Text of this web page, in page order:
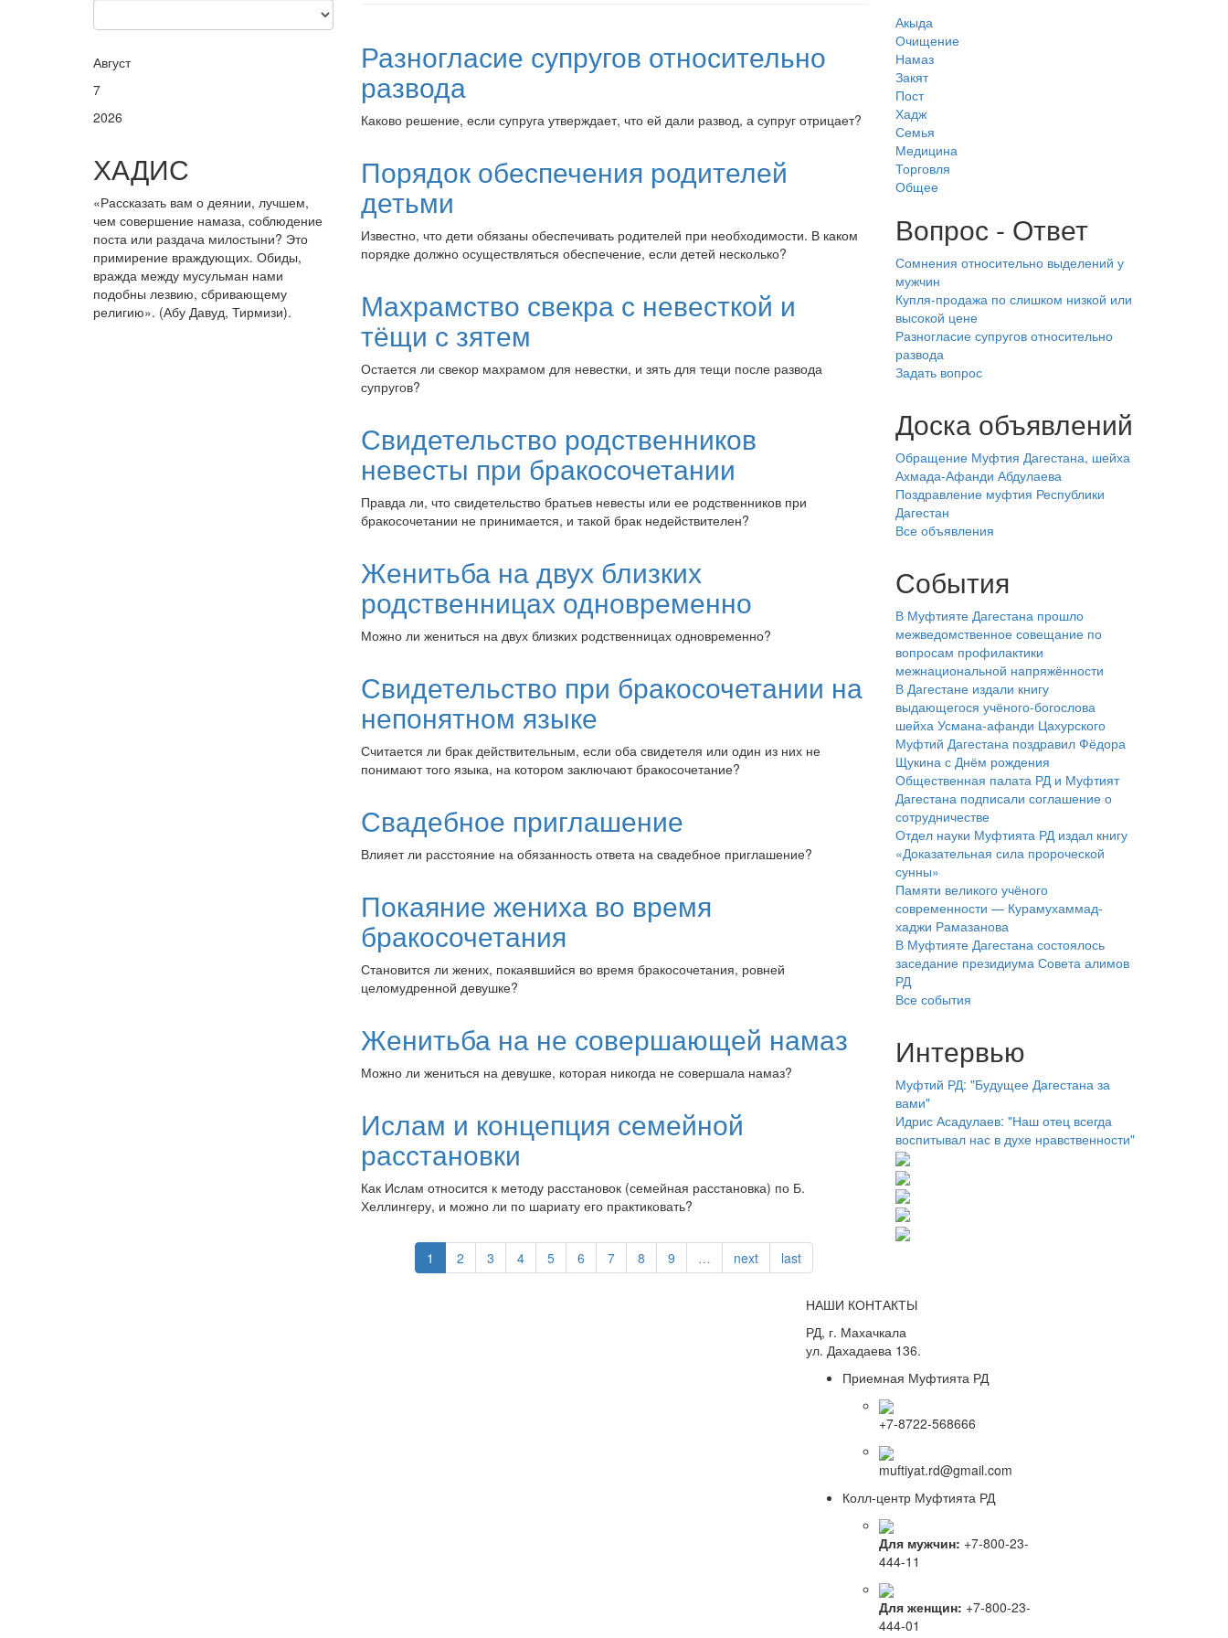
Разногласие супругов относительно
развода
Каково решение, если супруга утверждает, что ей дали развод, а супруг отрицает?
Порядок обеспечения родителей
детьми
Известно, что дети обязаны обеспечивать родителей при необходимости. В каком
порядке должно осуществляться обеспечение, если детей несколько?
Махрамство свекра с невесткой и
тёщи с зятем
Остается ли свекор махрамом для невестки, и зять для тещи после развода
супругов?
Свидетельство родственников
невесты при бракосочетании
Правда ли, что свидетельство братьев невесты или ее родственников при
бракосочетании не принимается, и такой брак недействителен?
Женитьба на двух близких
родственницах одновременно
Можно ли жениться на двух близких родственницах одновременно?
Свидетельство при бракосочетании на
непонятном языке
Считается ли брак действительным, если оба свидетеля или один из них не
понимают того языка, на котором заключают бракосочетание?
Свадебное приглашение
Влияет ли расстояние на обязанность ответа на свадебное приглашение?
Покаяние жениха во время
бракосочетания
Становится ли жених, покаявшийся во время бракосочетания, ровней
целомудренной девушке?
Женитьба на не совершающей намаз
Можно ли жениться на девушке, которая никогда не совершала намаз?
Ислам и концепция семейной
расстановки
Как Ислам относится к методу расстановок (семейная расстановка) по Б.
Хеллингеру, и можно ли по шариату его практиковать?
1 2 3 4 5 6 7 8 9 … next last
Август
7
2026
ХАДИС
«Рассказать вам о деянии, лучшем,
чем совершение намаза, соблюдение
поста или раздача милостыни? Это
примирение враждующих. Обиды,
вражда между мусульман нами
подобны лезвию, сбривающему
религию». (Абу Давуд, Тирмизи).
Акыда
Очищение
Намаз
Закят
Пост
Хадж
Семья
Медицина
Торговля
Общее
Вопрос - Ответ
Сомнения относительно выделений у
мужчин
Купля-продажа по слишком низкой или
высокой цене
Разногласие супругов относительно
развода
Задать вопрос
Доска объявлений
Обращение Муфтия Дагестана, шейха
Ахмада-Афанди Абдулаева
Поздравление муфтия Республики
Дагестан
Все объявления
События
В Муфтияте Дагестана прошло
межведомственное совещание по
вопросам профилактики
межнациональной напряжённости
В Дагестане издали книгу
выдающегося учёного-богослова
шейха Усмана-афанди Цахурского
Муфтий Дагестана поздравил Фёдора
Щукина с Днём рождения
Общественная палата РД и Муфтият
Дагестана подписали соглашение о
сотрудничестве
Отдел науки Муфтията РД издал книгу
«Доказательная сила пророческой
сунны»
Памяти великого учёного
современности — Курамухаммад-
хаджи Рамазанова
В Муфтияте Дагестана состоялось
заседание президиума Совета алимов
РД
Все события
Интервью
Муфтий РД: "Будущее Дагестана за
вами"
Идрис Асадулаев: "Наш отец всегда
воспитывал нас в духе нравственности"
НАШИ КОНТАКТЫ
РД, г. Махачкала
ул. Дахадаева 136.
Приемная Муфтията РД
+7-8722-568666
muftiyat.rd@gmail.com
Колл-центр Муфтията РД
Для мужчин: +7-800-23-
444-11
Для женщин: +7-800-23-
444-01